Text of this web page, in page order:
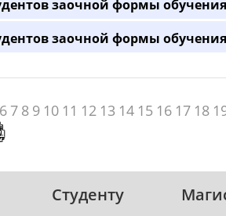
заочной формы
заочной формы
6 7 8 9 10 11 12 13 14 15 16 17 18
Студенту